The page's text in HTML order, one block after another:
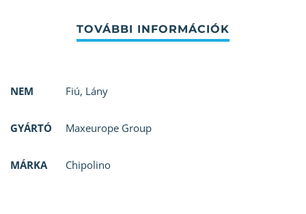
NEM Fiú, Lány
GYÁRTÓ Maxeurope Group
MÁRKA Chipolino